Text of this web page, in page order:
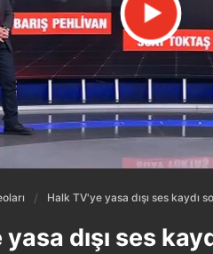
Halk TV'ye yasa dışı ses kaydı
dışı ses